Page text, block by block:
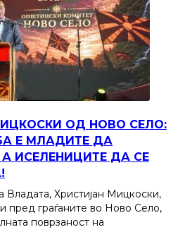
ОД НОВО СЕЛО:
Е МЛАДИТЕ ДА
ИСЕЛЕНИЦИТЕ ДА СЕ
Владата, Христијан Мицкоски,
пред граѓаните во Ново Село,
поврзаност на